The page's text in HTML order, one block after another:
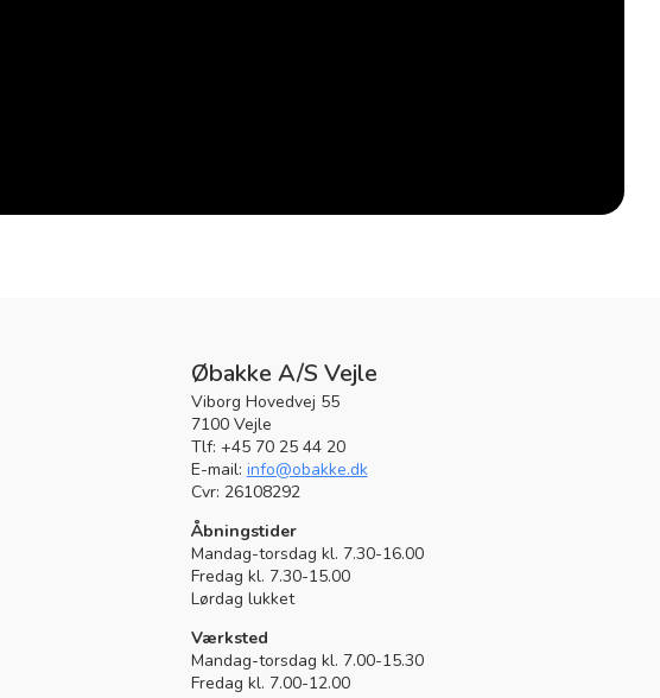
Øbakke A/S Vejle
Viborg Hovedvej 55
7100 Vejle
Tlf: +45 70 25 44 20
E-mail: info@obakke.dk
Cvr: 26108292
Åbningstider
Mandag-torsdag kl. 7.30-16.00
Fredag kl. 7.30-15.00
Lørdag lukket
Værksted
Mandag-torsdag kl. 7.00-15.30
Fredag kl. 7.00-12.00